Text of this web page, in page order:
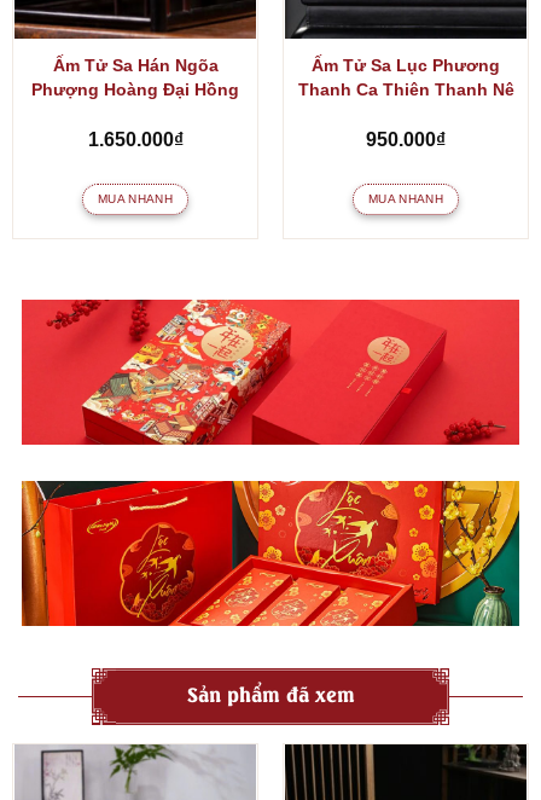
Ấm Tử Sa Hán Ngõa
Phượng Hoàng Đại Hồng
1.650.000₫
MUA NHANH
Ấm Tử Sa Lục Phương
Thanh Ca Thiên Thanh Nê
950.000₫
MUA NHANH
Sản phẩm đã xem